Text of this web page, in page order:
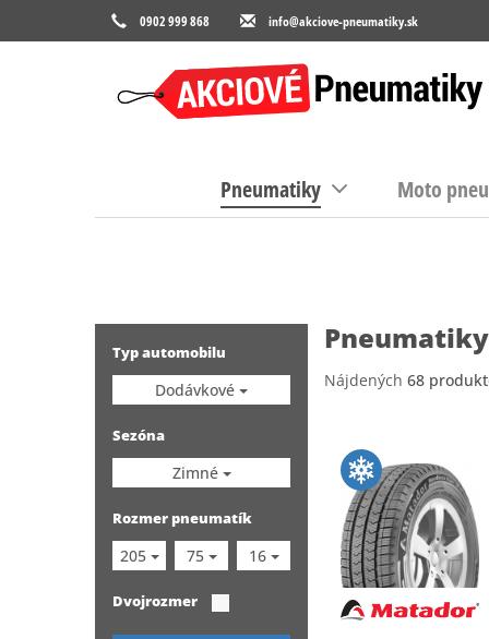
0902 999 868 info@akciove-pneumatiky.sk
Pneumatiky Moto
Typ automobilu
Dodávkové
Sezóna
Zimné
Rozmer pneumatík
205 75 16
Dvojrozmer
Pneumatiky
Nájdených 68